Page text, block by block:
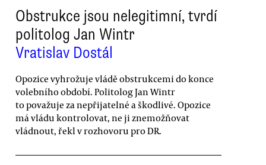
Obstrukce jsou nelegitimní, tvrdí
politolog Jan Wintr
Vratislav Dostál
Opozice vyhrožuje vládě obstrukcemi do konce
volebního období. Politolog Jan Wintr
to považuje za nepřijatelné a škodlivé. Opozice
má vládu kontrolovat, ne ji znemožňovat
vládnout, řekl v rozhovoru pro DR.